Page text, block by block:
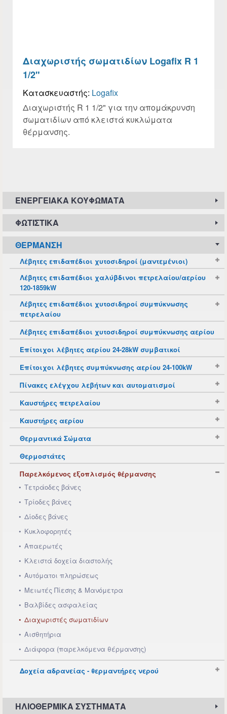
Διαχωριστής σωματιδίων Logafix R 1
1/2"
Κατασκευαστής: Logafix
Διαχωριστής R 1 1/2" για την απομάκρυνση
σωματιδίων από κλειστά κυκλώματα
θέρμανσης.
ΕΝΕΡΓΕΙΑΚΆ ΚΟΥΦΏΜΑΤΑ
ΦΩΤΙΣΤΙΚΆ
ΘΈΡΜΑΝΣΗ
Λέβητες επιδαπέδιοι χυτοσιδηροί (μαντεμένιοι)
Λέβητες επιδαπέδιοι χαλύβδινοι πετρελαίου/αερίου
120-1859kW
Λέβητες επιδαπέδιοι χυτοσιδηροί συμπύκνωσης
πετρελαίου
Λέβητες επιδαπέδιοι χυτοσιδηροί συμπύκνωσης αερίου
Επίτοιχοι λέβητες αερίου 24-28kW συμβατικοί
Επίτοιχοι λέβητες συμπύκνωσης αερίου 24-100kW
Πίνακες ελέγχου λεβήτων και αυτοματισμοί
Καυστήρες πετρελαίου
Καυστήρες αερίου
Θερμαντικά Σώματα
Θερμοστάτες
Παρελκόμενος εξοπλισμός θέρμανσης
Τετράοδες βάνες
Τρίοδες βάνες
Δίοδες βάνες
Κυκλοφορητές
Απαερωτές
Κλειστά δοχεία διαστολής
Αυτόματοι πληρώσεως
Μειωτές Πίεσης & Μανόμετρα
Βαλβίδες ασφαλείας
Διαχωριστές σωματιδίων
Αισθητήρια
Διάφορα (παρελκόμενα θέρμανσης)
Δοχεία αδρανείας - θερμαντήρες νερού
ΗΛΙΟΘΕΡΜΙΚΆ ΣΥΣΤΉΜΑΤΑ